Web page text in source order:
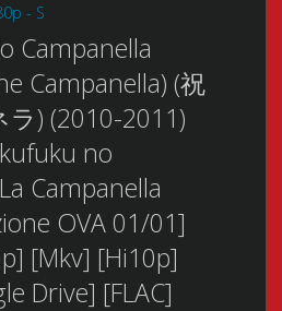
- S
Campanella
Campanella) (祝
) (2010-2011)
no
Campanella
OVA 01/01]
[Mkv] [Hi10p]
Drive] [FLAC]